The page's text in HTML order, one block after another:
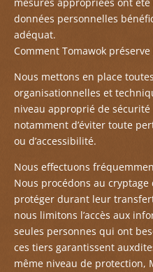
données personnelles
adéquat.
Comment Tomawok
Nous mettons en place
organisationnelles et
niveau approprié de
notamment d’éviter toute
ou d’accessibilité.
Nous effectuons
Nous procédons au
protéger durant leur
nous limitons l’accès aux
seules personnes qui ont
ces tiers garantissent
même niveau de protection,